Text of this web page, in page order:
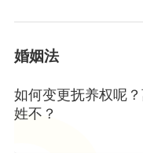
婚姻法
如何变更抚养权呢
姓不？